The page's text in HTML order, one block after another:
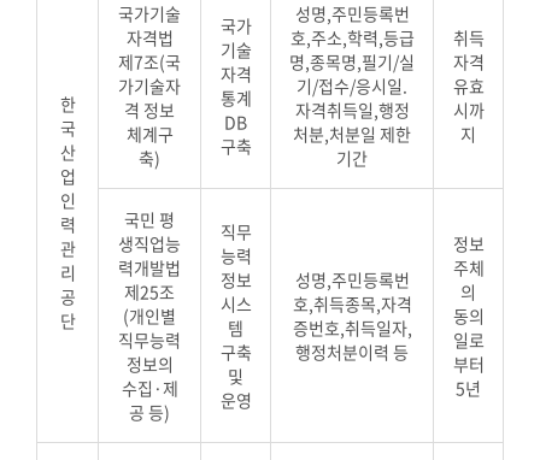
한
국
산
업
인
력
관
리
공
단
국가기술
자격법
제7조(국
가기술자
격 정보
체계구
축)
국가
기술
자격
통계
DB
구축
성명,주민등록번
호,주소,학력,등급
명,종목명,필기/실
기/접수/응시일.
자격취득일,행정
처분,처분일 제한
기간
취득
자격
유효
시까
지
국민 평
생직업능
력개발법
제25조
(개인별
직무능력
정보의
수집·제
공 등)
직무
능력
정보
시스
템
구축
및
운영
성명,주민등록번
호,취득종목,자격
증번호,취득일자,
행정처분이력 등
정보
주체
의
동의
일로
부터
5년